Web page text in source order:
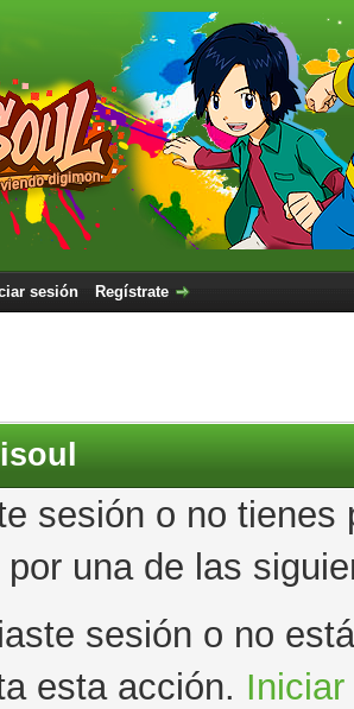
sesión Regístrate
sesión o no
por una de las
sesión o no
esta acción.